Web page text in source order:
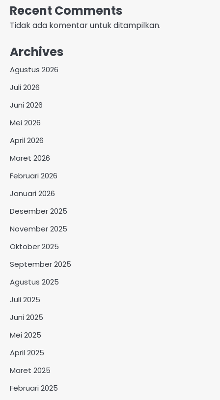
Recent Comments
Tidak ada komentar untuk ditampilkan.
Archives
Agustus 2026
Juli 2026
Juni 2026
Mei 2026
April 2026
Maret 2026
Februari 2026
Januari 2026
Desember 2025
November 2025
Oktober 2025
September 2025
Agustus 2025
Juli 2025
Juni 2025
Mei 2025
April 2025
Maret 2025
Februari 2025